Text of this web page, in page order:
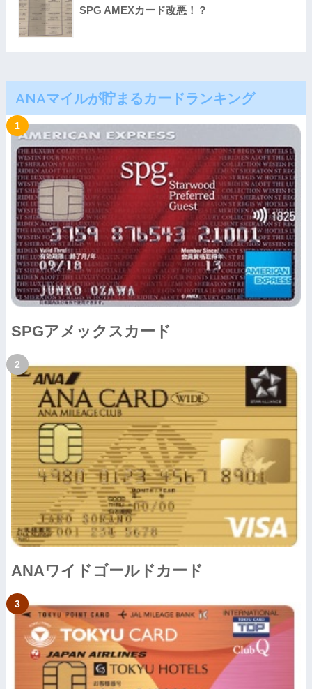
SPG AMEXカード改悪！？
ANAマイルが貯まるカードランキング
SPGアメックスカード
ANAワイドゴールドカード